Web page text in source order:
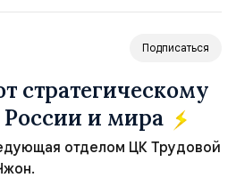
со стороны США стало
Подписаться
стратегическому
России и мира
отделом ЦК Трудовой